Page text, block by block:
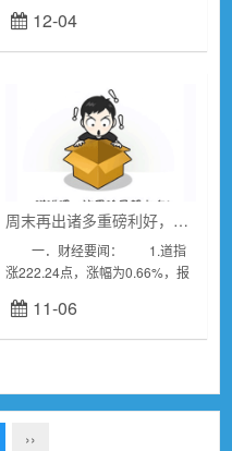
渣土消纳场所，被北京市房山区
琉璃河镇人民政府处以人民币
12-04
周末再出诸多重磅利好，这次还会冲高回落吗？
一．财经要闻： 1.道指
涨222.24点，涨幅为0.66%，报
涨幅为1.38%，报13478.28
点；...
11-06
››